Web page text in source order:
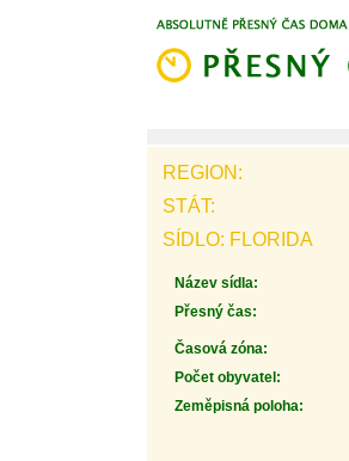
REGION:
STÁT:
SÍDLO: FLORIDA
Název sídla:
Přesný čas:
Časová zóna:
Počet obyvatel:
Zeměpisná poloha: